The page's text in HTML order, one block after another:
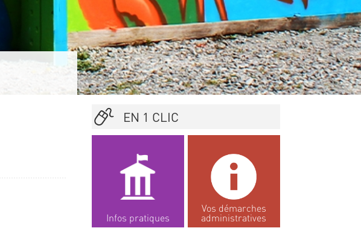
EN 1 CLIC
Infos pratiques
Vos démarches
administratives